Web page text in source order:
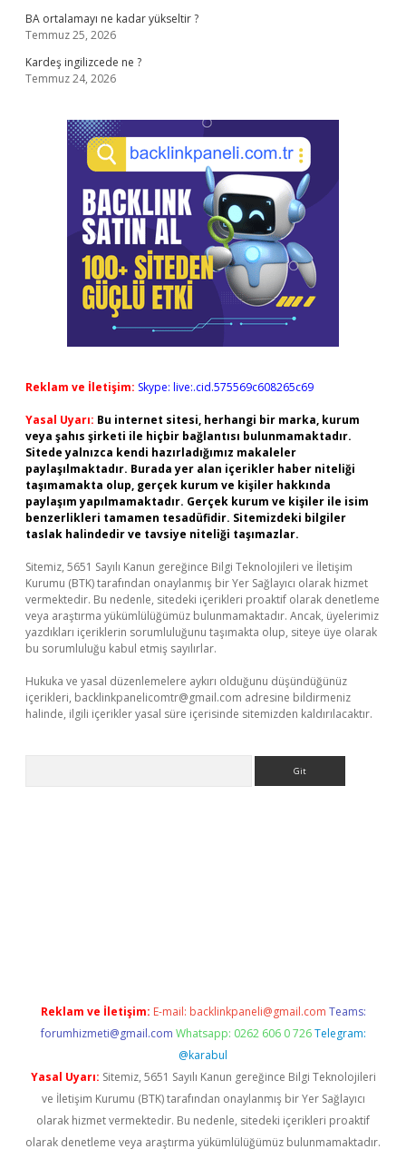
BA ortalamayı ne kadar yükseltir ?
Temmuz 25, 2026
Kardeş ingilizcede ne ?
Temmuz 24, 2026
Reklam ve İletişim: Skype: live:.cid.575569c608265c69
Yasal Uyarı: Bu internet sitesi, herhangi bir marka, kurum
veya şahıs şirketi ile hiçbir bağlantısı bulunmamaktadır.
Sitede yalnızca kendi hazırladığımız makaleler
paylaşılmaktadır. Burada yer alan içerikler haber niteliği
taşımamakta olup, gerçek kurum ve kişiler hakkında
paylaşım yapılmamaktadır. Gerçek kurum ve kişiler ile isim
benzerlikleri tamamen tesadüfidir. Sitemizdeki bilgiler
taslak halindedir ve tavsiye niteliği taşımazlar.
Sitemiz, 5651 Sayılı Kanun gereğince Bilgi Teknolojileri ve İletişim
Kurumu (BTK) tarafından onaylanmış bir Yer Sağlayıcı olarak hizmet
vermektedir. Bu nedenle, sitedeki içerikleri proaktif olarak denetleme
veya araştırma yükümlülüğümüz bulunmamaktadır. Ancak, üyelerimiz
yazdıkları içeriklerin sorumluluğunu taşımakta olup, siteye üye olarak
bu sorumluluğu kabul etmiş sayılırlar.
Hukuka ve yasal düzenlemelere aykırı olduğunu düşündüğünüz
içerikleri, backlinkpanelicomtr@gmail.com adresine bildirmeniz
halinde, ilgili içerikler yasal süre içerisinde sitemizden kaldırılacaktır.
Reklam ve İletişim: E-mail: backlinkpaneli@gmail.com Teams:
forumhizmeti@gmail.com Whatsapp: 0262 606 0 726 Telegram:
@karabul
Yasal Uyarı: Sitemiz, 5651 Sayılı Kanun gereğince Bilgi Teknolojileri
ve İletişim Kurumu (BTK) tarafından onaylanmış bir Yer Sağlayıcı
olarak hizmet vermektedir. Bu nedenle, sitedeki içerikleri proaktif
olarak denetleme veya araştırma yükümlülüğümüz bulunmamaktadır.